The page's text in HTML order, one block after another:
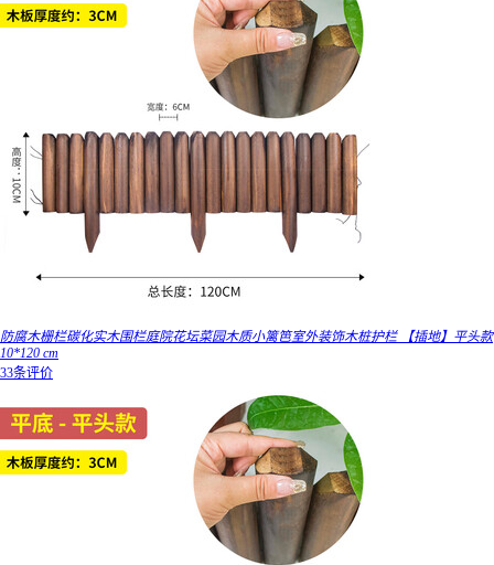
防腐木栅栏碳化实木围栏庭院花坛菜园木质小篱笆室外装饰木桩护栏 【插地】平头款
10*120 cm
33条评价